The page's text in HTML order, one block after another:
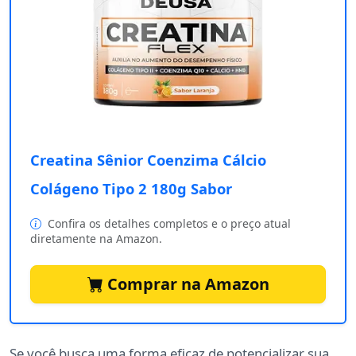
Creatina Sênior Coenzima Cálcio
Colágeno Tipo 2 180g Sabor
Confira os detalhes completos e o preço atual
diretamente na Amazon.
Comprar na Amazon